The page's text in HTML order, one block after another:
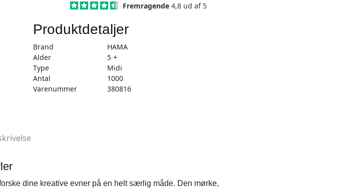
(207-
116)
antal
Fremragende4,8 ud af 5
Produktdetaljer
Brand
HAMA
Alder
5 +
Type
Midi
Antal
1000
Varenummer
380816
dine kreative evner på en helt særlig måde. Den mørke,